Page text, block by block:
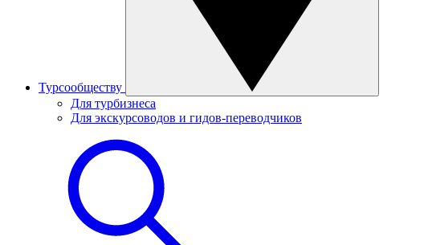
Турсообществу
Для турбизнеса
Для экскурсоводов и гидов-переводчиков